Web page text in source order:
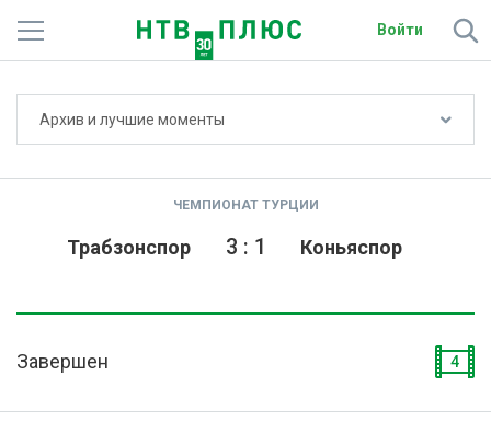
Войти
Архив и лучшие моменты
ЧЕМПИОНАТ ТУРЦИИ
Трабзонспор Коньяспор
3 : 1
Завершен 4